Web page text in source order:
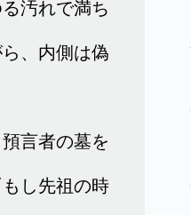
汚れで満ち
、内側は偽
言者の墓を
し先祖の時